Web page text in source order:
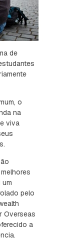
de
o
na
viva
pelo
Overseas
a